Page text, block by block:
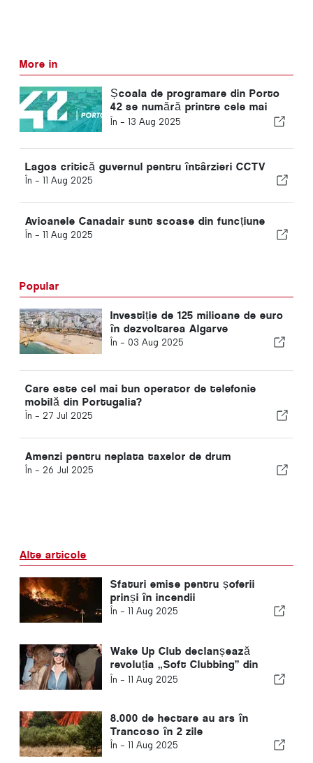
More in
Școala de programare din Porto
42 se numără printre cele mai
inovatoare universități din lume
În - 13 Aug 2025
Lagos critică guvernul pentru întârzieri CCTV
În - 11 Aug 2025
Avioanele Canadair sunt scoase din funcțiune
În - 11 Aug 2025
Popular
Investiție de 125 milioane de euro
în dezvoltarea Algarve
În - 03 Aug 2025
Care este cel mai bun operator de telefonie
mobilă din Portugalia?
În - 27 Jul 2025
Amenzi pentru neplata taxelor de drum
În - 26 Jul 2025
Alte articole
Sfaturi emise pentru șoferii
prinși în incendii
În - 11 Aug 2025
Wake Up Club declanșează
revoluția „Soft Clubbing” din
Lisabona
În - 11 Aug 2025
8.000 de hectare au ars în
Trancoso în 2 zile
În - 11 Aug 2025